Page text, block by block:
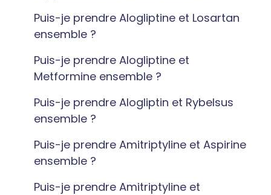
Puis-je prendre Alogliptine et Losartan
ensemble ?
Puis-je prendre Alogliptine et
Metformine ensemble ?
Puis-je prendre Alogliptin et Rybelsus
ensemble ?
Puis-je prendre Amitriptyline et Aspirine
ensemble ?
Puis-je prendre Amitriptyline et